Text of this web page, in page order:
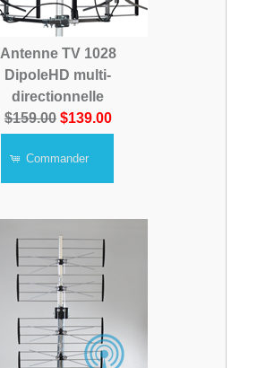
Antenne TV 1028
DipoleHD multi-
directionnelle
$159.00 $139.00
Commander